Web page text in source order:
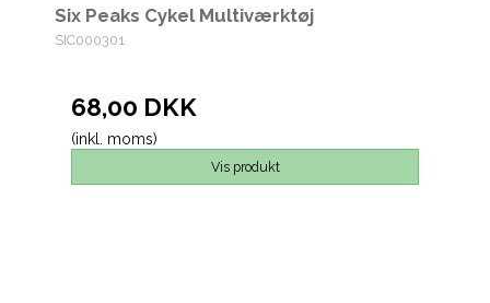
Six Peaks Cykel Multiværktøj
SIC000301
68,00 DKK
(inkl. moms)
Vis produkt